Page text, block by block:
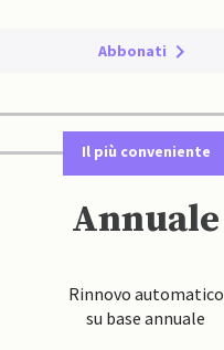
Abbonati
Il più conveniente
Annuale
Rinnovo automatico
su base annuale